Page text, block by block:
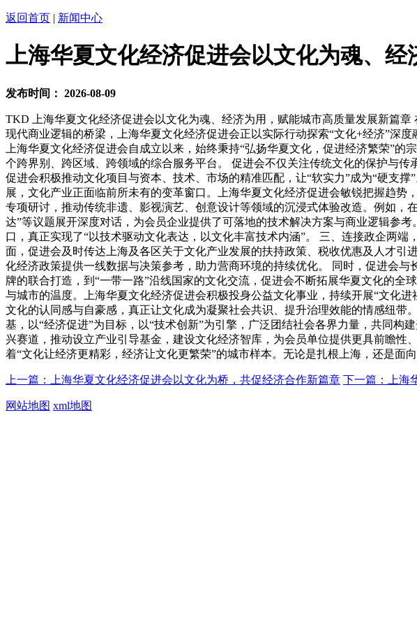
返回首页 | 新闻中心
上海华夏文化经济促进会以文化为魂、
发布时间： 2026-08-09
TKD 上海华夏文化经济促进会以文化为魂、经济为用，赋能城市高质量发展新篇
现代商业逻辑的桥梁，上海华夏文化经济促进会正以实际行动探索“文化+经济”深
上海华夏文化经济促进会自成立以来，始终秉持“弘扬华夏文化，促进经济繁荣”
个跨界别、跨区域、跨领域的综合服务平台。 促进会不仅关注传统文化的保护与
促进会积极推动文化项目与资本、技术、市场的精准匹配，让“软实力”成为“硬支
展，文化产业正面临前所未有的变革窗口。上海华夏文化经济促进会敏锐把握趋
专项研讨，推动传统非遗、影视演艺、创意设计等领域的沉浸式体验改造。例如，
达”等议题展开深度对话，为会员企业提供了可落地的技术解决方案与商业逻辑参
口，真正实现了“以技术驱动文化表达，以文化丰富技术内涵”。 三、连接政企两
面，促进会及时传达上海及各区关于文化产业发展的扶持政策、税收优惠及人才
化经济政策提供一线数据与决策参考，助力营商环境的持续优化。 同时，促进会
牌的联合打造，到“一带一路”沿线国家的文化交流，促进会不断拓展华夏文化的
与城市的温度。上海华夏文化经济促进会积极投身公益文化事业，持续开展“文化
文化的认同感与自豪感，真正让文化成为凝聚社会共识、提升治理效能的情感纽
基，以“经济促进”为目标，以“技术创新”为引擎，广泛团结社会各界力量，共同
兴赛道，推动设立产业引导基金，建设文化经济智库，为会员单位提供更具前瞻
着“文化让经济更精彩，经济让文化更繁荣”的城市样本。无论是扎根上海，还是面
上一篇：上海华夏文化经济促进会以文化为桥，共促经济合作新篇章 下一篇：上海
网站地图 xml地图